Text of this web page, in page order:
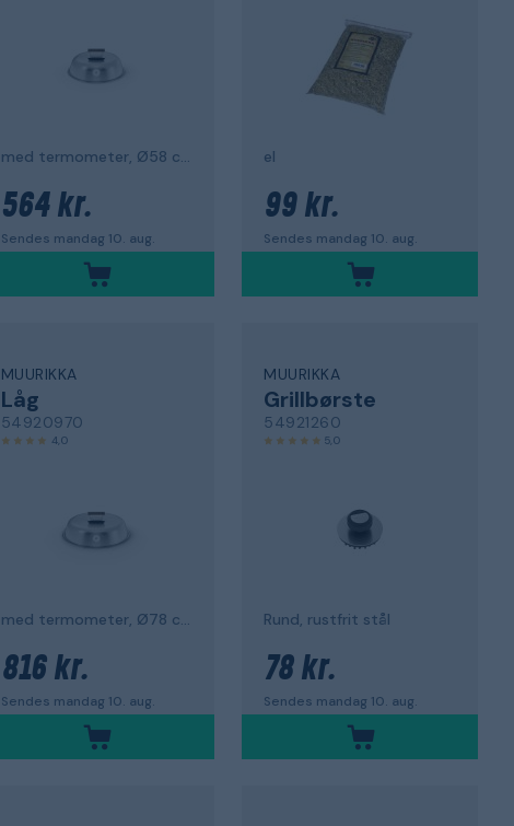
med termometer, Ø58 cm
564 kr.
Sendes mandag 10. aug.
el
99 kr.
Sendes mandag 10. aug.
MUURIKKA
Låg
54920970
4,0
med termometer, Ø78 cm
816 kr.
Sendes mandag 10. aug.
MUURIKKA
Grillbørste
54921260
5,0
Rund, rustfrit stål
78 kr.
Sendes mandag 10. aug.